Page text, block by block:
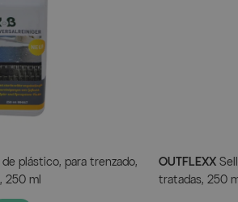
de plástico, para trenzado,
250 ml
OUTFLEXX
tratadas, 250